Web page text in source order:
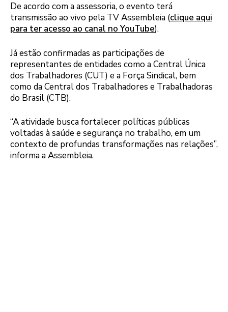
De acordo com a assessoria, o evento terá
transmissão ao vivo pela TV Assembleia (clique aqui
para ter acesso ao canal no YouTube).
Já estão confirmadas as participações de
representantes de entidades como a Central Única
dos Trabalhadores (CUT) e a Força Sindical, bem
como da Central dos Trabalhadores e Trabalhadoras
do Brasil (CTB).
“A atividade busca fortalecer políticas públicas
voltadas à saúde e segurança no trabalho, em um
contexto de profundas transformações nas relações”,
informa a Assembleia.